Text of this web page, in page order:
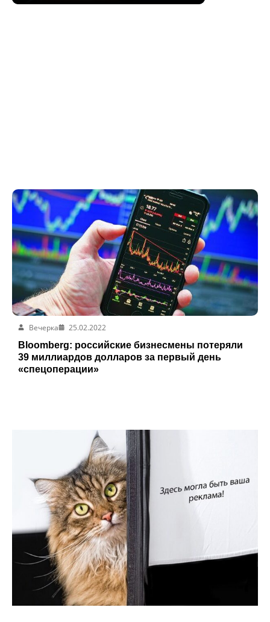
Вечерка
25.02.2022
Bloomberg: российские бизнесмены потеряли
39 миллиардов долларов за первый день
«спецоперации»